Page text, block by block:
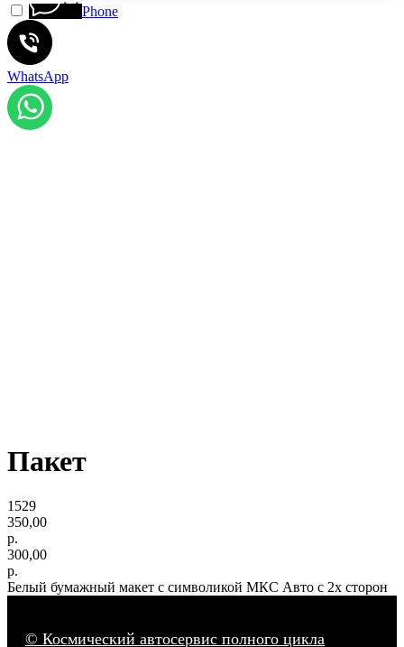
Phone
WhatsApp
Пакет
1529
350,00
р.
300,00
р.
Белый бумажный макет с символикой МКС Авто с 2х сторон
© Космический автосервис полного цикла